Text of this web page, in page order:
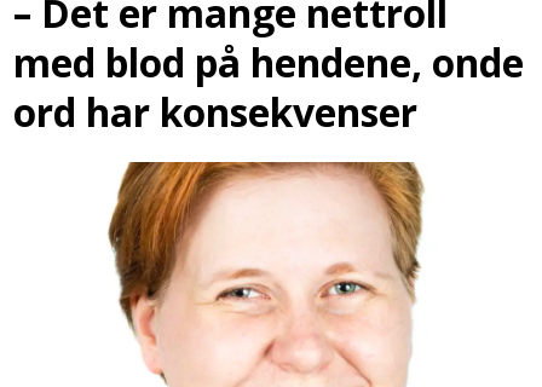
– Det er mange nettroll
med blod på hendene, onde
ord har konsekvenser